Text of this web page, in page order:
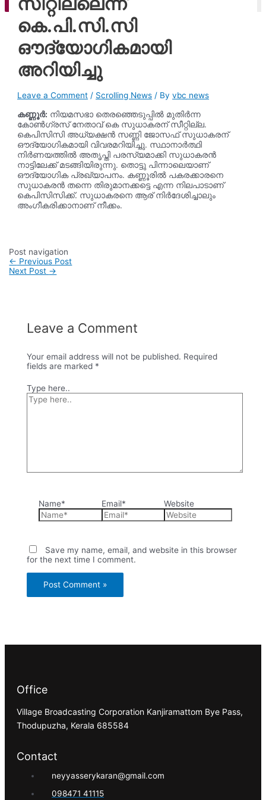
കെ.പി.സി.സി
ഔദ്യോഗികമായി
അറിയിച്ചു
Leave a Comment / Scrolling News / Byvbc news
കണ്ണൂർ: നിയമസഭാ തെരഞ്ഞെടുപ്പിൽ മുതിർന്ന
കോൺഗ്രസ് നേതാവ് കെ സുധാകരന് സീറ്റില്ല.
കെപിസിസി അധ്യക്ഷൻ സണ്ണി ജോസഫ് സുധാകരന്
ഔദ്യോഗികമായി വിവരമറിയിച്ചു. സ്ഥാനാർത്ഥി
നിർണയത്തിൽ അതൃപ്തി പരസ്യമാക്കി സുധാകരൻ
നാട്ടിലേക്ക് മടങ്ങിയിരുന്നു. തൊട്ടു പിന്നാലെയാണ്
ഔദ്യോഗിക പ്രഖ്യാപനം. കണ്ണൂരിൽ പകരക്കാരനെ
സുധാകരൻ തന്നെ തിരുമാനക്കട്ടെ എന്ന നിലപാടാണ്
കെപിസിസിക്ക്. സുധാകരനെ ആര് നിർദേശിച്ചാലും
അംഗീകരിക്കാനാണ് നീക്കം.
Post navigation
← Previous Post
Next Post →
Leave a Comment
Your email address will not be published. Required
fields are marked *
Type here..
Name* Email* Website
Save my name, email, and website in this browser
for the next time I comment.
Office
Village Broadcasting Corporation Kanjiramattom Bye Pass,
Thodupuzha, Kerala 685584
Contact
neyyasserykaran@gmail.com
098471 41115